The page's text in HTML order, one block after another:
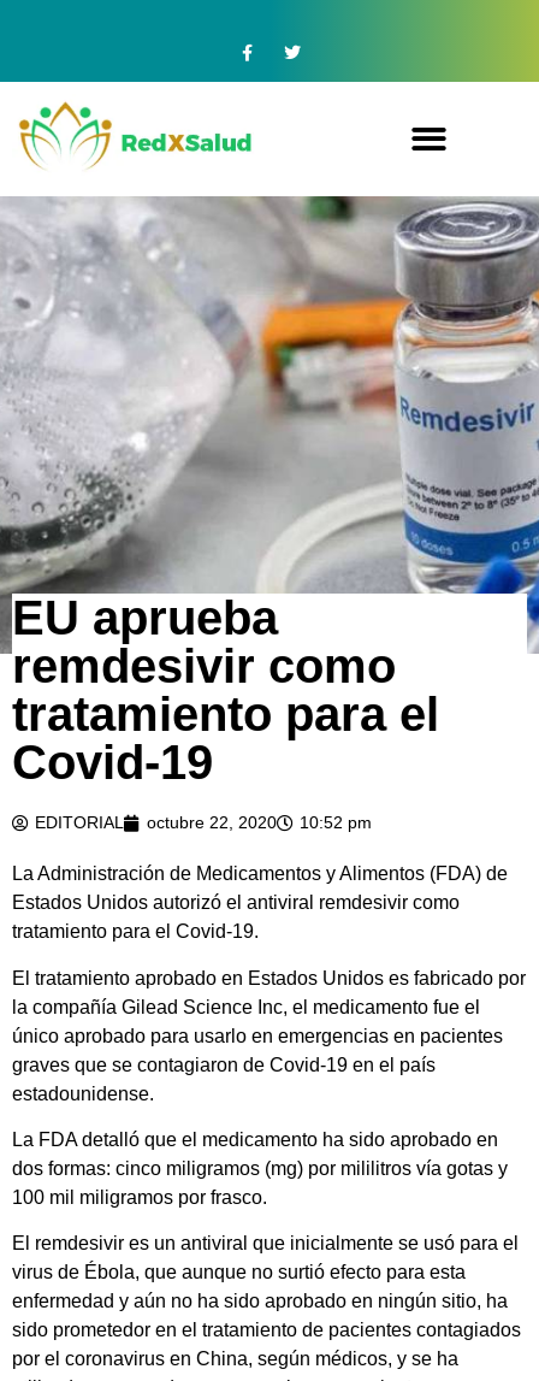
EU aprueba
remdesivir como
tratamiento para el
Covid-19
EDITORIAL octubre 22, 2020 10:52 pm
La Administración de Medicamentos y Alimentos (FDA) de
Estados Unidos autorizó el antiviral remdesivir como
tratamiento para el Covid-19.
El tratamiento aprobado en Estados Unidos es fabricado por
la compañía Gilead Science Inc, el medicamento fue el
único aprobado para usarlo en emergencias en pacientes
graves que se contagiaron de Covid-19 en el país
estadounidense.
La FDA detalló que el medicamento ha sido aprobado en
dos formas: cinco miligramos (mg) por mililitros vía gotas y
100 mil miligramos por frasco.
El remdesivir es un antiviral que inicialmente se usó para el
virus de Ébola, que aunque no surtió efecto para esta
enfermedad y aún no ha sido aprobado en ningún sitio, ha
sido prometedor en el tratamiento de pacientes contagiados
por el coronavirus en China, según médicos, y se ha